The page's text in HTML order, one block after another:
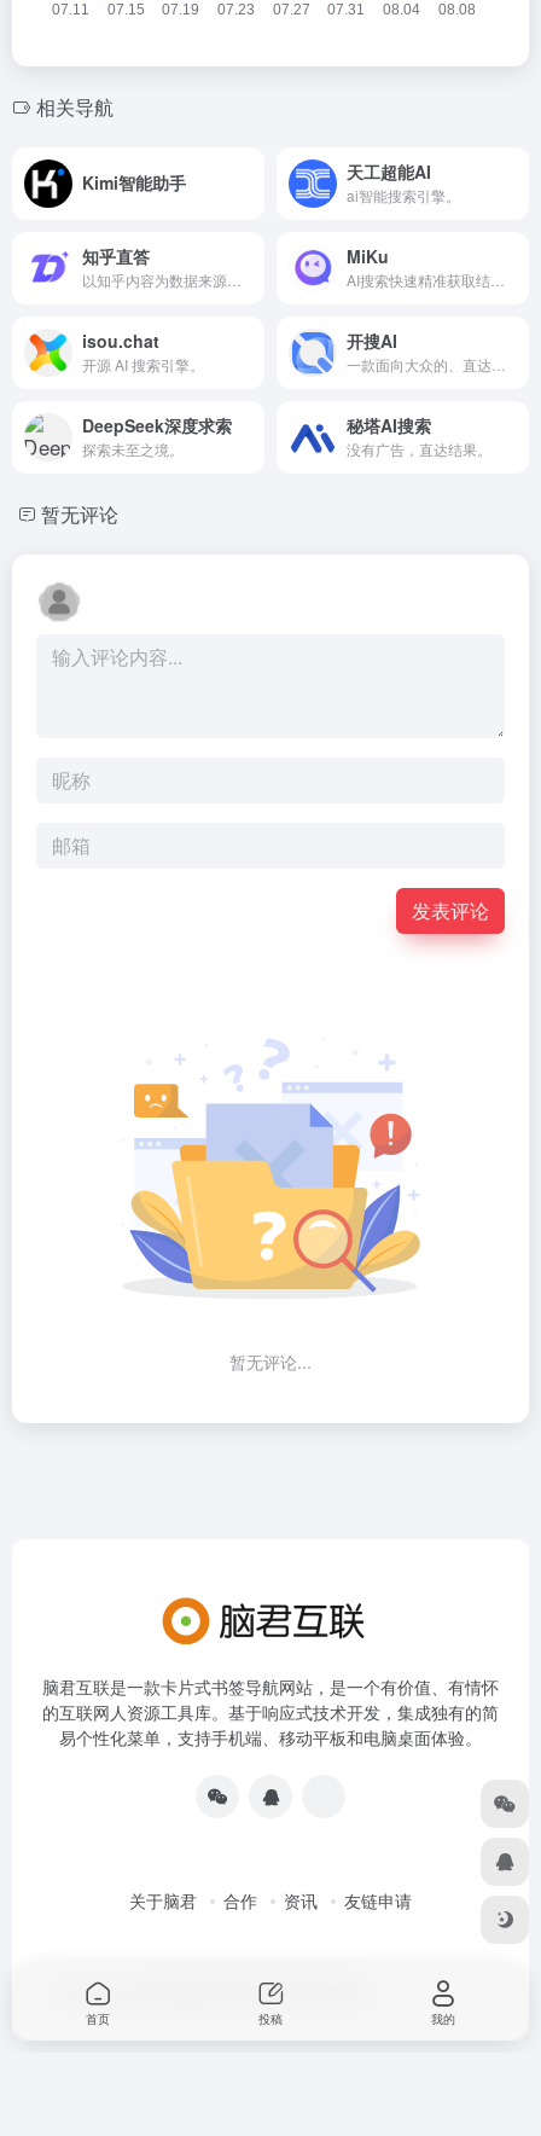
相关导航
Kimi智能助手 天工超能AI
ai智能搜索引擎。
知乎直答 MiKu
isou.chat
开源 AI 搜索引擎。
开搜AI
DeepSeek深度求索
探索未至之境。
秘塔AI搜索
没有广告，直达结果。
暂无评论
发表评论
暂无评论...
脑君互联是一款卡片式书签导航网站，是一个有价值、有情怀
的互联网人资源工具库。基于响应式技术开发，集成独有的简
易个性化菜单，支持手机端、移动平板和电脑桌面体验。
关于脑君 合作 资讯 友链申请
Copyright © 2026 京ICP备19022836号-4
首页 投稿 我的